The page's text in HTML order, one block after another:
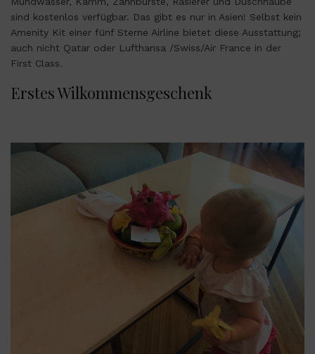
sind kostenlos verfügbar. Das gibt es nur in Asien! Selbst kein
Amenity Kit einer fünf Sterne Airline bietet diese Ausstattung;
auch nicht Qatar oder Lufthansa /Swiss/Air France in der
First Class.
Erstes Wilkommensgeschenk